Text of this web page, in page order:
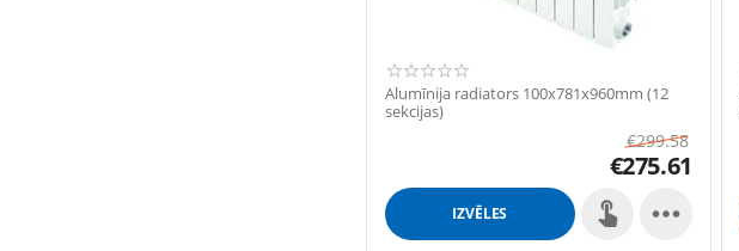
Alumīnija radiators 100x781x960mm (12
sekcijas)
€299.58
€275.61
IZVĒLES 